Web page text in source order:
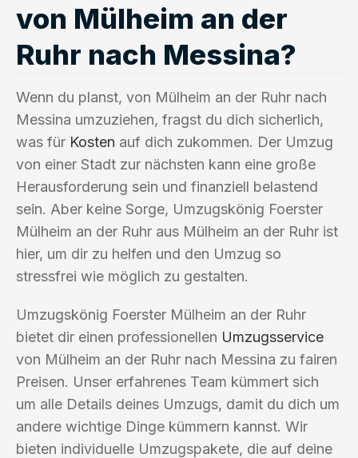
von Mülheim an der
Ruhr nach Messina?
Wenn du planst, von Mülheim an der Ruhr nach
Messina umzuziehen, fragst du dich sicherlich,
was für Kosten auf dich zukommen. Der Umzug
von einer Stadt zur nächsten kann eine große
Herausforderung sein und finanziell belastend
sein. Aber keine Sorge, Umzugskönig Foerster
Mülheim an der Ruhr aus Mülheim an der Ruhr ist
hier, um dir zu helfen und den Umzug so
stressfrei wie möglich zu gestalten.
Umzugskönig Foerster Mülheim an der Ruhr
bietet dir einen professionellen Umzugsservice
von Mülheim an der Ruhr nach Messina zu fairen
Preisen. Unser erfahrenes Team kümmert sich
um alle Details deines Umzugs, damit du dich um
andere wichtige Dinge kümmern kannst. Wir
bieten individuelle Umzugspakete, die auf deine